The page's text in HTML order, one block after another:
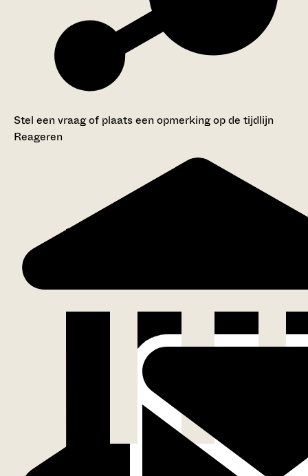
Stel een vraag of plaats een opmerking op de tijdlijn
Reageren